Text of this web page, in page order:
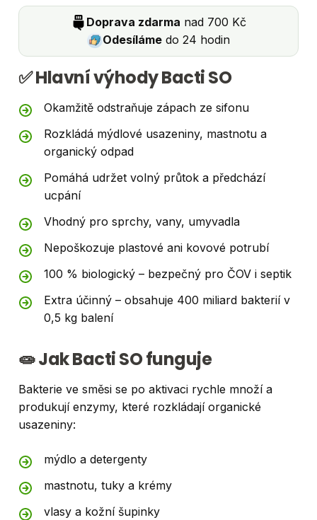
Doprava zdarma nad 700 Kč
Odesíláme do 24 hodin
✅ Hlavní výhody Bacti SO
Okamžitě odstraňuje zápach ze sifonu
Rozkládá mýdlové usazeniny, mastnotu a
organický odpad
Pomáhá udržet volný průtok a předchází
ucpání
Vhodný pro sprchy, vany, umyvadla
Nepoškozuje plastové ani kovové potrubí
100 % biologický – bezpečný pro ČOV i septik
Extra účinný – obsahuje 400 miliard bakterií v
0,5 kg balení
🧫 Jak Bacti SO funguje
Bakterie ve směsi se po aktivaci rychle množí a
produkují enzymy, které rozkládají organické
usazeniny:
mýdlo a detergenty
mastnotu, tuky a krémy
vlasy a kožní šupinky